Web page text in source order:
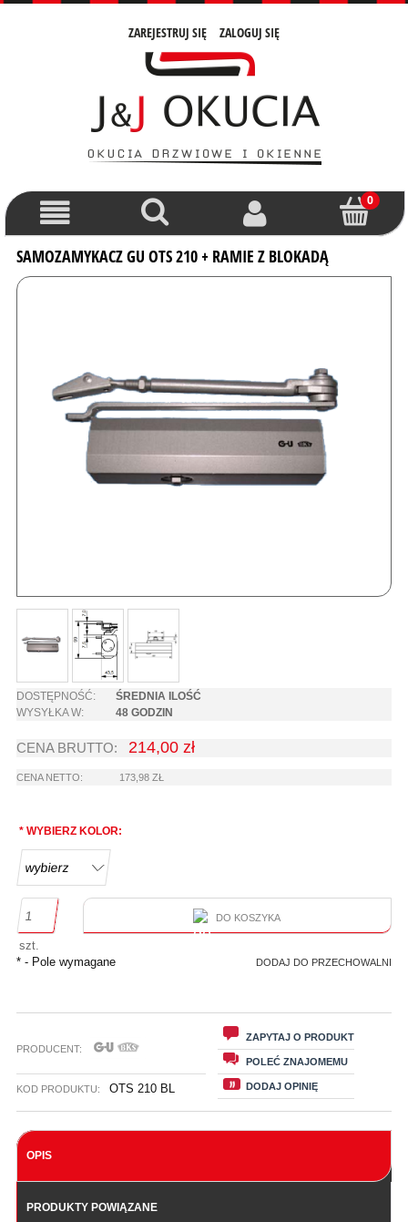
ZAREJESTRUJ SIĘ ZALOGUJ SIĘ
SAMOZAMYKACZ GU OTS 210 + RAMIE Z BLOKADĄ
DOSTĘPNOŚĆ:
ŚREDNIA ILOŚĆ
WYSYŁKA W:
48 GODZIN
CENA BRUTTO: 214,00 zł
CENA NETTO: 173,98 ZŁ
* WYBIERZ KOLOR:
szt.
DO KOSZYKA
DODAJ DO PRZECHOWALNI
* - Pole wymagane
PRODUCENT:
KOD PRODUKTU: OTS 210 BL
ZAPYTAJ O PRODUKT
POLEĆ ZNAJOMEMU
DODAJ OPINIĘ
OPIS
PRODUKTY POWIĄZANE